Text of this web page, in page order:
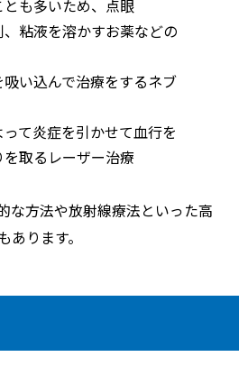
も多いため、点眼
粘液を溶かすお薬などの
い込んで治療をするネブ
て炎症を引かせて血行を
取るレーザー治療
な方法や放射線療法といった高
ります。